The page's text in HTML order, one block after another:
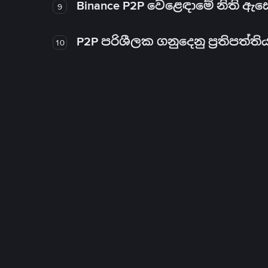
9 Binance P2P වෙළෙඳාමේ නිති
10 P2P පරිශීලක ගනුදෙනු